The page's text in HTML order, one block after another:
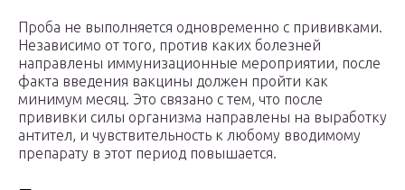
Проба не выполняется одновременно с прививками.
Независимо от того, против каких болезней
направлены иммунизационные мероприятии, после
факта введения вакцины должен пройти как
минимум месяц. Это связано с тем, что после
прививки силы организма направлены на выработку
антител, и чувствительность к любому вводимому
препарату в этот период повышается.